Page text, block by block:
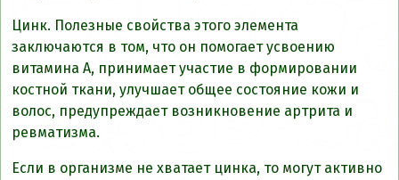
Цинк. Полезные свойства этого элемента
заключаются в том, что он помогает усвоению
витамина А, принимает участие в формировании
костной ткани, улучшает общее состояние кожи и
волос, предупреждает возникновение артрита и
ревматизма.
Если в организме не хватает цинка, то могут активно